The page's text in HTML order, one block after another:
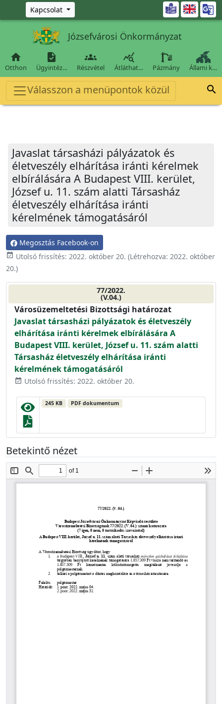
Ugrás a fő tartalomra
Kapcsolat 
Józsefvárosi Önkormányzat

Otthon

Ügyintéz…

Részvétel

Átláthat… Pázmány Állami k…
Válasszon a menüpontok közül 
Javaslat társasházi pályázatok és
életveszély elhárítása iránti kérelmek
elbírálására A Budapest VIII. kerület,
József u. 11. szám alatti Társasház
életveszély elhárítása iránti
kérelmének támogatásáról
Megosztás Facebook-on
event_available Utolsó frissítés: 2022. október 20. (Létrehozva: 2022. október
20.)
77/2022.
(V.04.)
Városüzemeltetési Bizottsági határozat
Javaslat társasházi pályázatok és életveszély
elhárítása iránti kérelmek elbírálására A
Budapest VIII. kerület, József u. 11. szám alatti
Társasház életveszély elhárítása iránti
kérelmének támogatásáról
event_available Utolsó frissítés: 2022. október 20.
245 KB PDF dokumentum
Betekintő nézet